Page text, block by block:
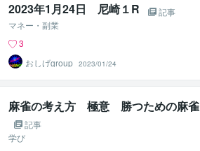
2023年1月24日 尼崎１R
記事
マネー・副業
3
おしげgroup 2023/01/24
麻雀の考え方 極意 勝つための麻雀
記事
学び